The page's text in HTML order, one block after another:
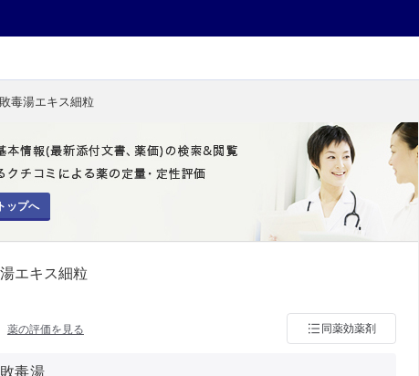
毒湯エキス細粒
ップへ
エキス細粒
薬の評価を見る 同薬効薬剤
毒湯